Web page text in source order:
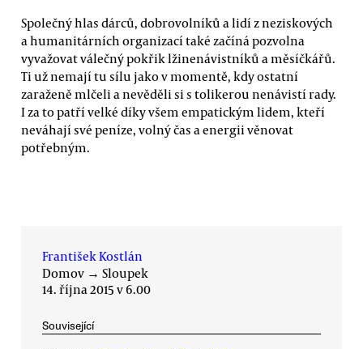
Společný hlas dárců, dobrovolníků a lidí z neziskových
a humanitárních organizací také začíná pozvolna
vyvažovat válečný pokřik lžinenávistníků a měsíčkářů.
Ti už nemají tu sílu jako v momentě, kdy ostatní
zaraženě mlčeli a nevěděli si s tolikerou nenávistí rady.
I za to patří velké díky všem empatickým lidem, kteří
neváhají své peníze, volný čas a energii věnovat
potřebným.
František Kostlán
Domov → Sloupek
14. října 2015 v 6.00
Související